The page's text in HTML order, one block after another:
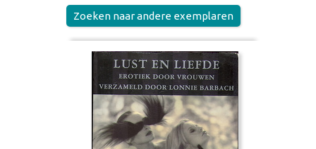
Zoeken naar andere exemplaren